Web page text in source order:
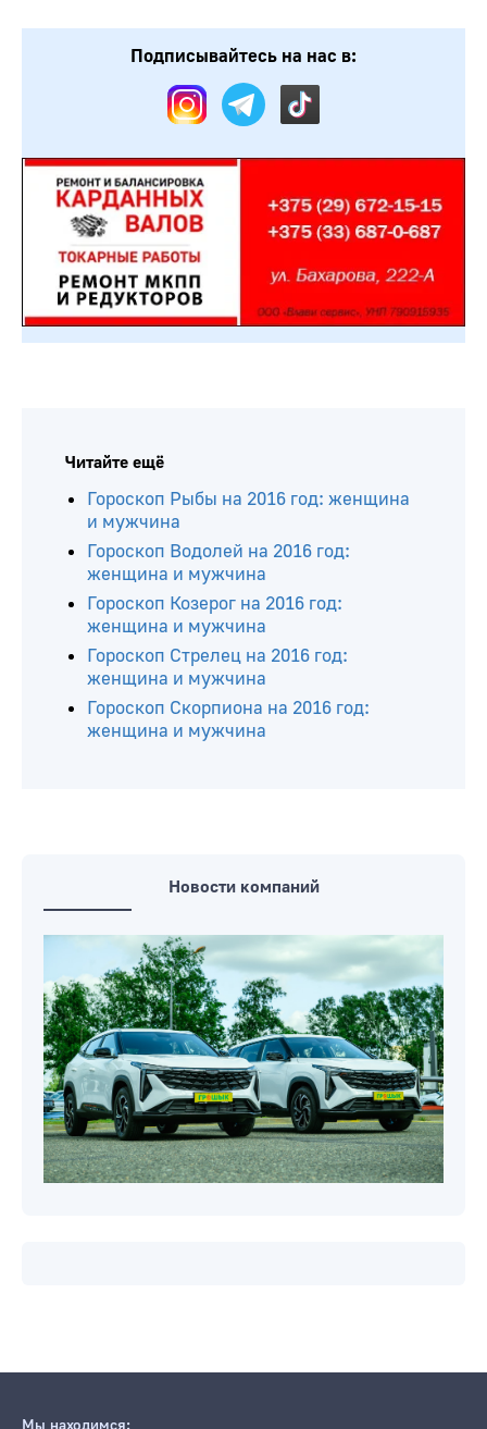
Подписывайтесь на нас в:
Читайте ещё
Гороскоп Рыбы на 2016 год: женщина
и мужчина
Гороскоп Водолей на 2016 год:
женщина и мужчина
Гороскоп Козерог на 2016 год:
женщина и мужчина
Гороскоп Стрелец на 2016 год:
женщина и мужчина
Гороскоп Скорпиона на 2016 год:
женщина и мужчина
Новости компаний